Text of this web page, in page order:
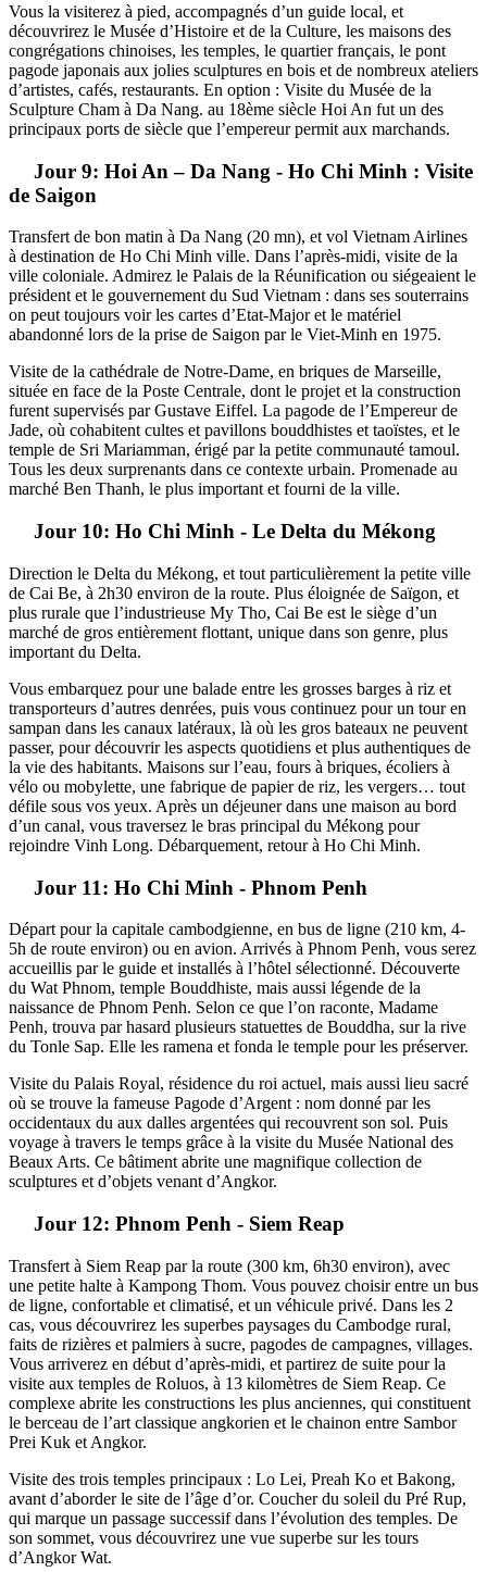
Vous la visiterez à pied, accompagnés d’un guide local, et
découvrirez le Musée d’Histoire et de la Culture, les maisons des
congrégations chinoises, les temples, le quartier français, le pont
pagode japonais aux jolies sculptures en bois et de nombreux ateliers
d’artistes, cafés, restaurants. En option : Visite du Musée de la
Sculpture Cham à Da Nang. au 18ème siècle Hoi An fut un des
principaux ports de siècle que l’empereur permit aux marchands.
Jour 9: Hoi An – Da Nang - Ho Chi Minh : Visite
de Saigon
Transfert de bon matin à Da Nang (20 mn), et vol Vietnam Airlines
à destination de Ho Chi Minh ville. Dans l’après-midi, visite de la
ville coloniale. Admirez le Palais de la Réunification ou siégeaient le
président et le gouvernement du Sud Vietnam : dans ses souterrains
on peut toujours voir les cartes d’Etat-Major et le matériel
abandonné lors de la prise de Saigon par le Viet-Minh en 1975.
Visite de la cathédrale de Notre-Dame, en briques de Marseille,
située en face de la Poste Centrale, dont le projet et la construction
furent supervisés par Gustave Eiffel. La pagode de l’Empereur de
Jade, où cohabitent cultes et pavillons bouddhistes et taoïstes, et le
temple de Sri Mariamman, érigé par la petite communauté tamoul.
Tous les deux surprenants dans ce contexte urbain. Promenade au
marché Ben Thanh, le plus important et fourni de la ville.
Jour 10: Ho Chi Minh - Le Delta du Mékong
Direction le Delta du Mékong, et tout particulièrement la petite ville
de Cai Be, à 2h30 environ de la route. Plus éloignée de Saïgon, et
plus rurale que l’industrieuse My Tho, Cai Be est le siège d’un
marché de gros entièrement flottant, unique dans son genre, plus
important du Delta.
Vous embarquez pour une balade entre les grosses barges à riz et
transporteurs d’autres denrées, puis vous continuez pour un tour en
sampan dans les canaux latéraux, là où les gros bateaux ne peuvent
passer, pour découvrir les aspects quotidiens et plus authentiques de
la vie des habitants. Maisons sur l’eau, fours à briques, écoliers à
vélo ou mobylette, une fabrique de papier de riz, les vergers… tout
défile sous vos yeux. Après un déjeuner dans une maison au bord
d’un canal, vous traversez le bras principal du Mékong pour
rejoindre Vinh Long. Débarquement, retour à Ho Chi Minh.
Jour 11: Ho Chi Minh - Phnom Penh
Départ pour la capitale cambodgienne, en bus de ligne (210 km, 4-
5h de route environ) ou en avion. Arrivés à Phnom Penh, vous serez
accueillis par le guide et installés à l’hôtel sélectionné. Découverte
du Wat Phnom, temple Bouddhiste, mais aussi légende de la
naissance de Phnom Penh. Selon ce que l’on raconte, Madame
Penh, trouva par hasard plusieurs statuettes de Bouddha, sur la rive
du Tonle Sap. Elle les ramena et fonda le temple pour les préserver.
Visite du Palais Royal, résidence du roi actuel, mais aussi lieu sacré
où se trouve la fameuse Pagode d’Argent : nom donné par les
occidentaux du aux dalles argentées qui recouvrent son sol. Puis
voyage à travers le temps grâce à la visite du Musée National des
Beaux Arts. Ce bâtiment abrite une magnifique collection de
sculptures et d’objets venant d’Angkor.
Jour 12: Phnom Penh - Siem Reap
Transfert à Siem Reap par la route (300 km, 6h30 environ), avec
une petite halte à Kampong Thom. Vous pouvez choisir entre un bus
de ligne, confortable et climatisé, et un véhicule privé. Dans les 2
cas, vous découvrirez les superbes paysages du Cambodge rural,
faits de rizières et palmiers à sucre, pagodes de campagnes, villages.
Vous arriverez en début d’après-midi, et partirez de suite pour la
visite aux temples de Roluos, à 13 kilomètres de Siem Reap. Ce
complexe abrite les constructions les plus anciennes, qui constituent
le berceau de l’art classique angkorien et le chainon entre Sambor
Prei Kuk et Angkor.
Visite des trois temples principaux : Lo Lei, Preah Ko et Bakong,
avant d’aborder le site de l’âge d’or. Coucher du soleil du Pré Rup,
qui marque un passage successif dans l’évolution des temples. De
son sommet, vous découvrirez une vue superbe sur les tours
d’Angkor Wat.